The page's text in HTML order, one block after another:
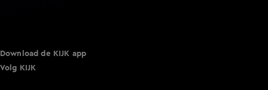
Download de KIJK app
Volg KIJK